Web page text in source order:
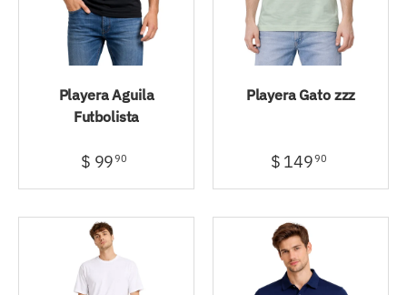
Playera Aguila
Futbolista
$ 9990
Playera Gato zzz
$ 14990